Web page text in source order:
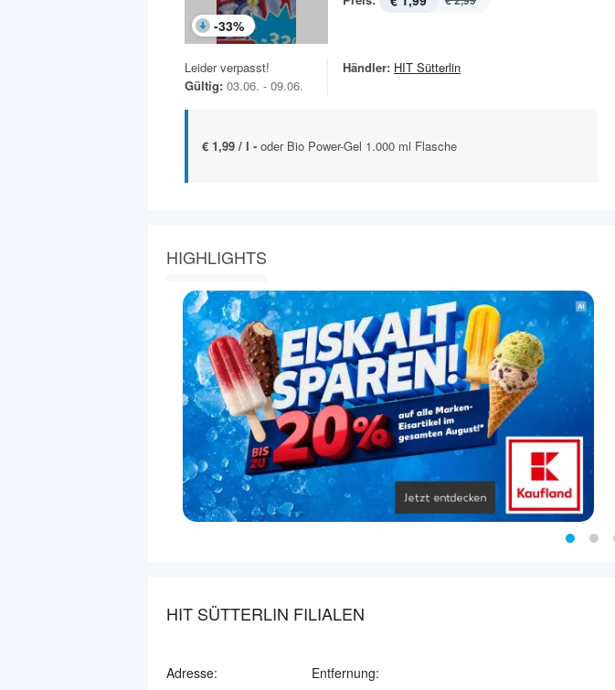
-33%
Leider verpasst!
Gültig: 03.06. - 09.06.
Händler: HIT Sütterlin
€ 1,99 / l - oder Bio Power-Gel 1.000 ml Flasche
HIGHLIGHTS
HIT SÜTTERLIN FILIALEN
Adresse: Entfernung: